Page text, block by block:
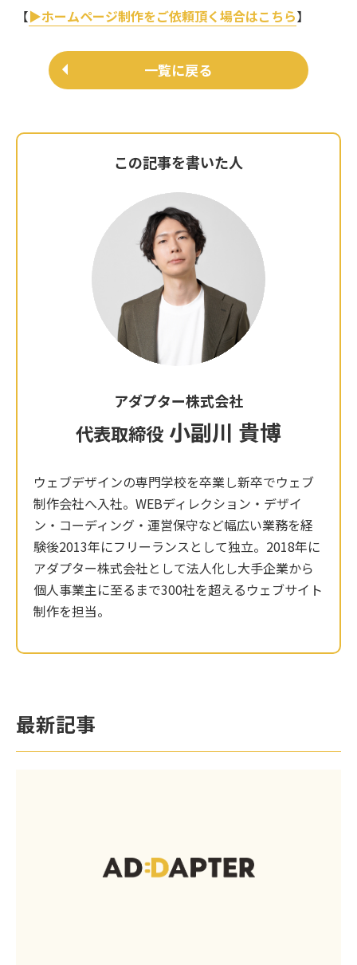
【▶ホームページ制作をご依頼頂く場合はこちら】
一覧に戻る
この記事を書いた人
アダプター株式会社
代表取締役 小副川 貴博
ウェブデザインの専門学校を卒業し新卒でウェブ
制作会社へ入社。WEBディレクション・デザイ
ン・コーディング・運営保守など幅広い業務を経
験後2013年にフリーランスとして独立。2018年に
アダプター株式会社として法人化し大手企業から
個人事業主に至るまで300社を超えるウェブサイト
制作を担当。
最新記事